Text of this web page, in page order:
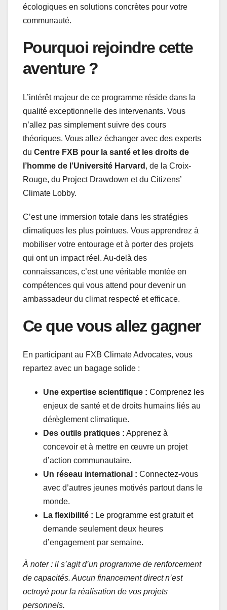
écologiques en solutions concrètes pour votre
communauté.
Pourquoi rejoindre cette
aventure ?
L’intérêt majeur de ce programme réside dans la
qualité exceptionnelle des intervenants. Vous
n’allez pas simplement suivre des cours
théoriques. Vous allez échanger avec des experts
du Centre FXB pour la santé et les droits de
l’homme de l’Université Harvard , de la Croix-
Rouge, du Project Drawdown et du Citizens’
Climate Lobby.
C’est une immersion totale dans les stratégies
climatiques les plus pointues. Vous apprendrez à
mobiliser votre entourage et à porter des projets
qui ont un impact réel. Au-delà des
connaissances, c’est une véritable montée en
compétences qui vous attend pour devenir un
ambassadeur du climat respecté et efficace.
Ce que vous allez gagner
En participant au FXB Climate Advocates, vous
repartez avec un bagage solide :
Une expertise scientifique : Comprenez les
enjeux de santé et de droits humains liés au
dérèglement climatique.
Des outils pratiques : Apprenez à
concevoir et à mettre en œuvre un projet
d’action communautaire.
Un réseau international : Connectez-vous
avec d’autres jeunes motivés partout dans le
monde.
La flexibilité : Le programme est gratuit et
demande seulement deux heures
d’engagement par semaine.
À noter : il s’agit d’un programme de renforcement
de capacités. Aucun financement direct n’est
octroyé pour la réalisation de vos projets
personnels.